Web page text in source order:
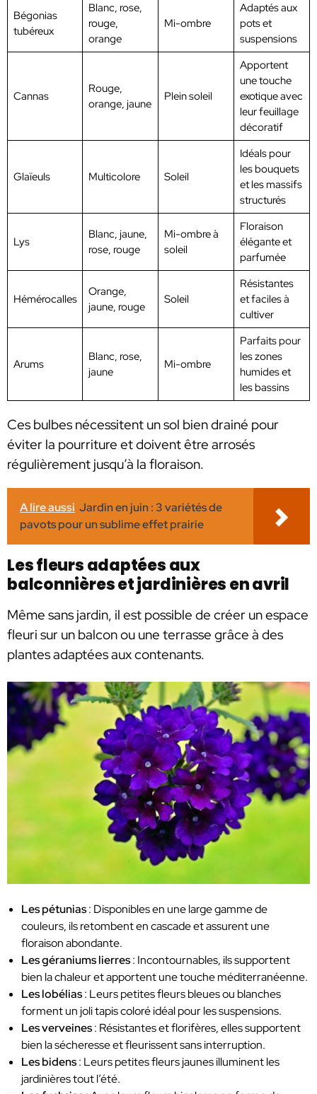
Bégonias
tubéreux
Blanc, rose,
rouge,
orange
Mi-ombre
Adaptés aux
pots et
suspensions
Cannas
Rouge,
orange, jaune
Plein soleil
Apportent
une touche
exotique avec
leur feuillage
décoratif
Glaïeuls Multicolore Soleil
Idéals pour
les bouquets
et les massifs
structurés
Lys
Blanc, jaune,
rose, rouge
Mi-ombre à
soleil
Floraison
élégante et
parfumée
Hémérocalles
Orange,
jaune, rouge
Soleil
Résistantes
et faciles à
cultiver
Arums
Blanc, rose,
jaune
Mi-ombre
Parfaits pour
les zones
humides et
les bassins
Ces bulbes nécessitent un sol bien drainé pour
éviter la pourriture et doivent être arrosés
régulièrement jusqu’à la floraison.
A lire aussi Jardin en juin : 3 variétés de
pavots pour un sublime effet prairie
Les fleurs adaptées aux
balconnières et jardinières en avril
Même sans jardin, il est possible de créer un espace
fleuri sur un balcon ou une terrasse grâce à des
plantes adaptées aux contenants.
Les pétunias: Disponibles en une large gamme de
couleurs, ils retombent en cascade et assurent une
floraison abondante.
Les géraniums lierres: Incontournables, ils supportent
bien la chaleur et apportent une touche méditerranéenne.
Les lobélias: Leurs petites fleurs bleues ou blanches
forment un joli tapis coloré idéal pour les suspensions.
Les verveines: Résistantes et florifères, elles supportent
bien la sécheresse et fleurissent sans interruption.
Les bidens: Leurs petites fleurs jaunes illuminent les
jardinières tout l’été.